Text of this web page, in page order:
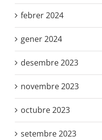
febrer 2024
gener 2024
desembre 2023
novembre 2023
octubre 2023
setembre 2023